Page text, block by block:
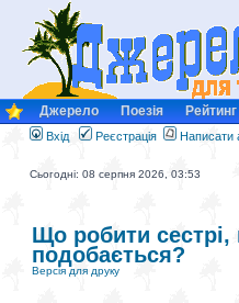
Джерело Поезія Рейтинг
Вхід Реєстрація Написати
Сьогодні: 08 серпня 2026, 03:53
Що робити сестрі,
подобається?
Версія для друку